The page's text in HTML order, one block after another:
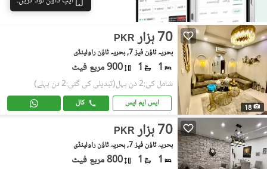
18
PKR 70 ہزار
بحریہ ٹاؤن فیز 7, بحریہ ٹاؤن راولپنڈی
1
1 900 مربع فیٹ
شامل کی:2 دن پہل (تبدیلی کی گئی:2 دن پہلے)
ایس ایم ایس کال
PKR 70 ہزار
بحریہ ٹاؤن فیز 7, بحریہ ٹاؤن راولپنڈی
1
1 800 مربع فیٹ